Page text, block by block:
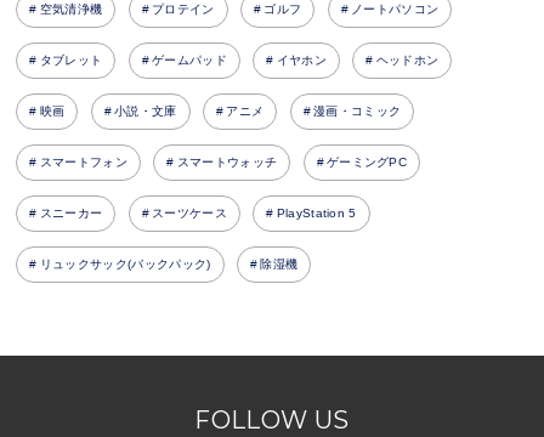
空気清浄機 プロテイン ゴルフ ノートパソコン
タブレット ゲームパッド イヤホン ヘッドホン
映画 小説・文庫 アニメ 漫画・コミック
スマートフォン スマートウォッチ ゲーミングPC
スニーカー スーツケース PlayStation 5
リュックサック(バックパック) 除湿機
FOLLOW US